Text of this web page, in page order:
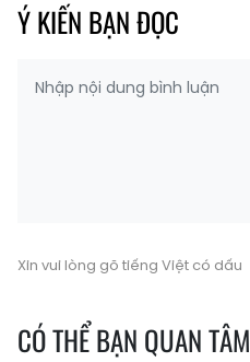
Ý KIẾN BẠN ĐỌC
Xin vui lòng gõ tiếng Việt có dấu
CÓ THỂ BẠN QUAN TÂM